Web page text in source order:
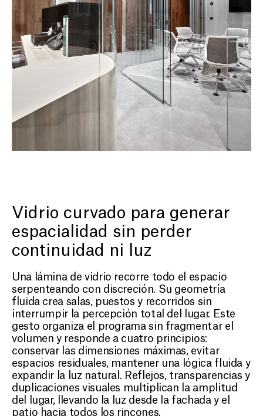
Vidrio curvado para generar
espacialidad sin perder
continuidad ni luz
Una lámina de vidrio recorre todo el espacio
serpenteando con discreción. Su geometría
fluida crea salas, puestos y recorridos sin
interrumpir la percepción total del lugar. Este
gesto organiza el programa sin fragmentar el
volumen y responde a cuatro principios:
conservar las dimensiones máximas, evitar
espacios residuales, mantener una lógica fluida y
expandir la luz natural. Reflejos, transparencias y
duplicaciones visuales multiplican la amplitud
del lugar, llevando la luz desde la fachada y el
patio hacia todos los rincones.